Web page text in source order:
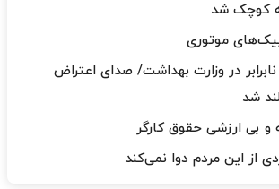
کوچک شد
موتوری
در وزارت بهداشت/ صدای اعتراض
شد
و بی ارزشی حقوق کارگر
از این مردم دوا نمی‌کند